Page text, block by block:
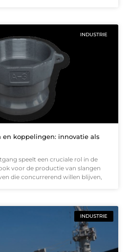
INDUSTRIE
en koppelingen: innovatie als
speelt een cruciale rol in de
voor de productie van slangen
die concurrerend willen blijven,
INDUSTRIE